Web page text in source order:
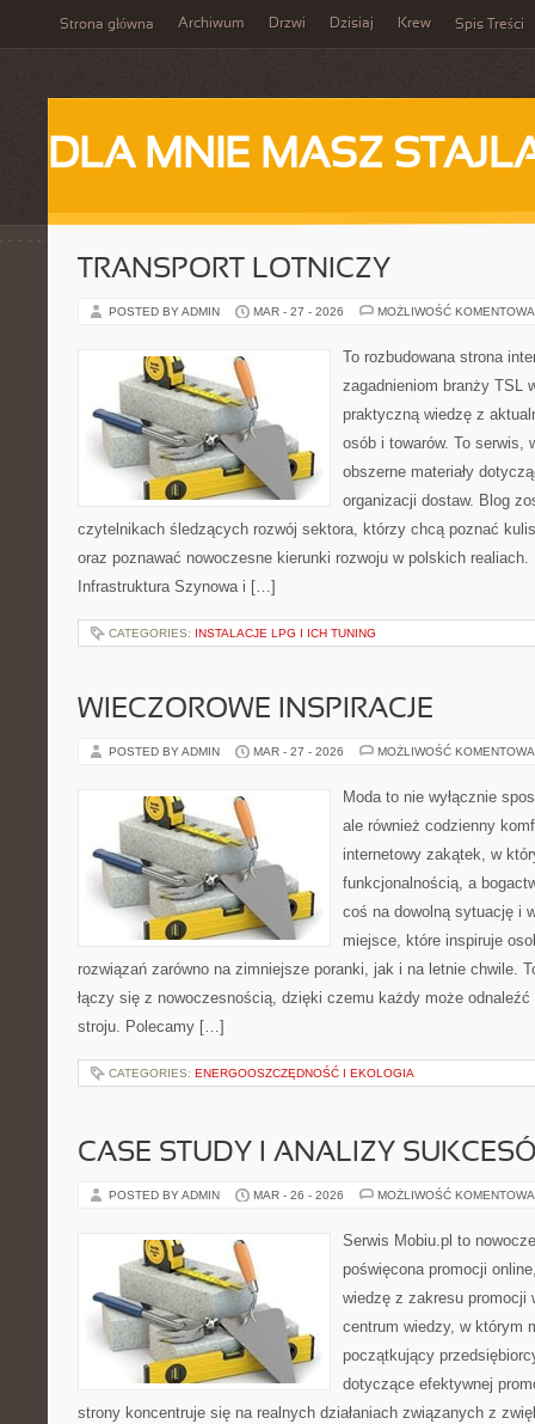
Strona główna Archiwum Drzwi Dzisiaj Krew Spis Treści
DLA MNIE MASZ
TRANSPORT LOTNICZY
POSTED BY ADMIN MAR - 27 - 2026 MOŻLIWOŚĆ
To rozbudowana strona
zagadnieniom branży TSL
praktyczną wiedzę z
osób i towarów. To serwis,
obszerne materiały
organizacji dostaw. Blog
czytelnikach śledzących rozwój sektora, którzy chcą poznać
oraz poznawać nowoczesne kierunki rozwoju w polskich
Infrastruktura Szynowa i […]
CATEGORIES: INSTALACJE LPG I ICH TUNING
WIECZOROWE INSPIRACJE
POSTED BY ADMIN MAR - 27 - 2026 MOŻLIWOŚĆ
Moda to nie wyłącznie
ale również codzienny
internetowy zakątek, w
funkcjonalnością, a
coś na dowolną sytuację i
miejsce, które inspiruje
rozwiązań zarówno na zimniejsze poranki, jak i na letnie chwile.
łączy się z nowoczesnością, dzięki czemu każdy może
stroju. Polecamy […]
CATEGORIES: ENERGOOSZCZĘDNOŚĆ I EKOLOGIA
CASE STUDY I ANALIZY
POSTED BY ADMIN MAR - 26 - 2026 MOŻLIWOŚĆ
Serwis Mobiu.pl to
poświęcona promocji
wiedzę z zakresu promocji
centrum wiedzy, w którym
początkujący
dotyczące efektywnej
strony koncentruje się na realnych działaniach związanych z